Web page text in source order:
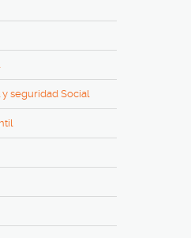
seguridad Social